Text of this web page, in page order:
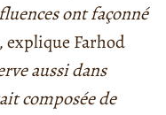
ont façonné
explique Farhod
aussi dans
composée de